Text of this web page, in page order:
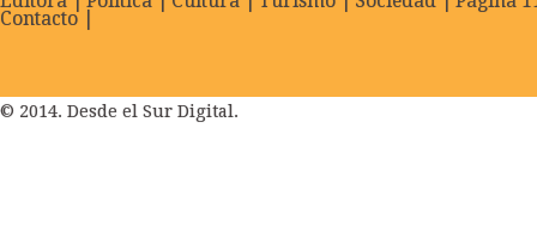
Contacto |
© 2014. Desde el Sur Digital.